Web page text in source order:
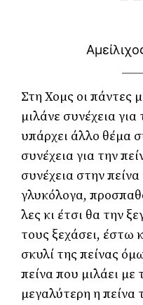
Στη Χομς οι πάντες
μιλάνε συνέχεια
υπάρχει άλλο θέμα
συνέχεια για την
συνέχεια στην
γλυκόλογα,
λες κι έτσι θα την
τους ξεχάσει, έστω
σκυλί της πείνας
πείνα που μιλάει
μεγαλύτερη η